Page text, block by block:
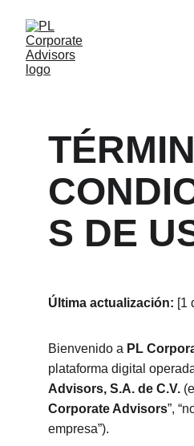
S DE
Última actualización: [1
Bienvenido a PL
plataforma digital
Advisors, S.A. de C.V.
Corporate Advisors”,
empresa”).